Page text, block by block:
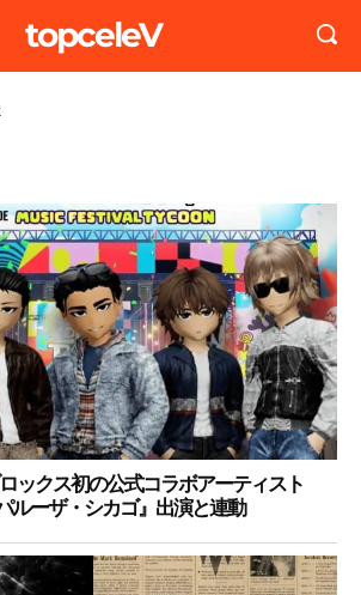
topceleV
ックス初の公式コラボアーティスト
ルーザ・シカゴ』出演と連動